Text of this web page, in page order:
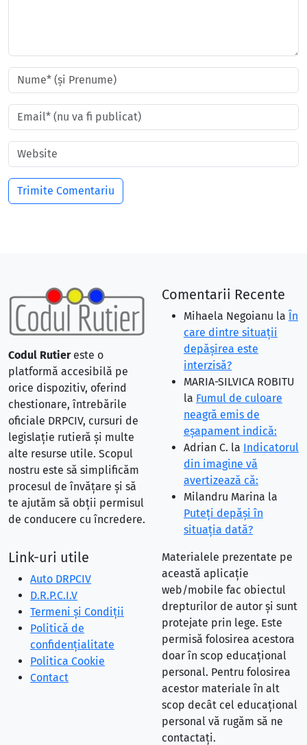
Codul Rutiereste o
platformă accesibilă pe
orice dispozitiv, oferind
chestionare, întrebările
oficiale DRPCIV, cursuri de
legislație rutieră și multe
alte resurse utile. Scopul
nostru este să simplificăm
procesul de învățare și să
te ajutăm să obții permisul
de conducere cu încredere.
Comentarii Recente
Mihaela Negoianu la În
care dintre situaţii
depăşirea este
interzisă?
MARIA-SILVICA ROBITU
la Fumul de culoare
neagră emis de
eşapament indică:
Adrian C. la Indicatorul
din imagine vă
avertizează că:
Milandru Marina la
Puteţi depăşi în
situaţia dată?
Link-uri utile
Auto DRPCIV
D.R.P.C.I.V
Termeni și Condiții
Politică de
confidențialitate
Politica Cookie
Contact
Materialele prezentate pe
această aplicație
web/mobile fac obiectul
drepturilor de autor și sunt
protejate prin lege. Este
permisă folosirea acestora
doar în scop educațional
personal. Pentru folosirea
acestor materiale în alt
scop decât cel educațional
personal vă rugăm să ne
contactați.